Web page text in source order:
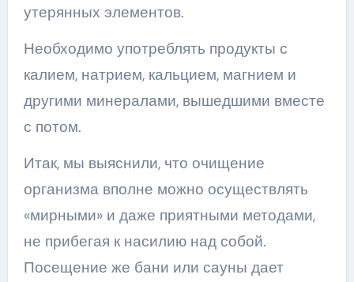
утерянных элементов.
Необходимо употреблять продукты с
калием, натрием, кальцием, магнием и
другими минералами, вышедшими вместе
с потом.
Итак, мы выяснили, что очищение
организма вполне можно осуществлять
«мирными» и даже приятными методами,
не прибегая к насилию над собой.
Посещение же бани или сауны дает